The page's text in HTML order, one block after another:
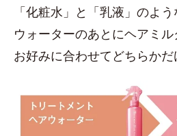
「化粧水」と「乳液」のよ
ウォーターのあとにヘアミル
お好みに合わせてどちらか